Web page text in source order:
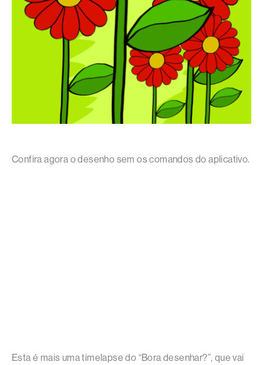
Confira agora o desenho sem os comandos do aplicativo.
Esta é mais uma timelapse do “Bora desenhar?”, que vai